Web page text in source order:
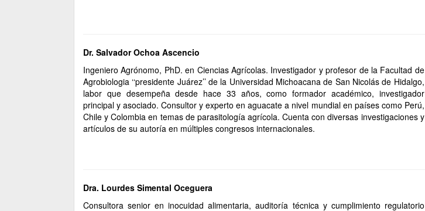
Dr. Salvador Ochoa Ascencio
Ingeniero Agrónomo, PhD. en Ciencias Agrícolas. Investigador y profesor de la Facultad de
Agrobiologia ‘‘presidente Juárez’’ de la Universidad Michoacana de San Nicolás de Hidalgo,
labor que desempeña desde hace 33 años, como formador académico, investigador
principal y asociado. Consultor y experto en aguacate a nivel mundial en países como Perú,
Chile y Colombia en temas de parasitología agrícola. Cuenta con diversas investigaciones y
artículos de su autoría en múltiples congresos internacionales.
Dra. Lourdes Simental Oceguera
Consultora senior en inocuidad alimentaria, auditoría técnica y cumplimiento regulatorio